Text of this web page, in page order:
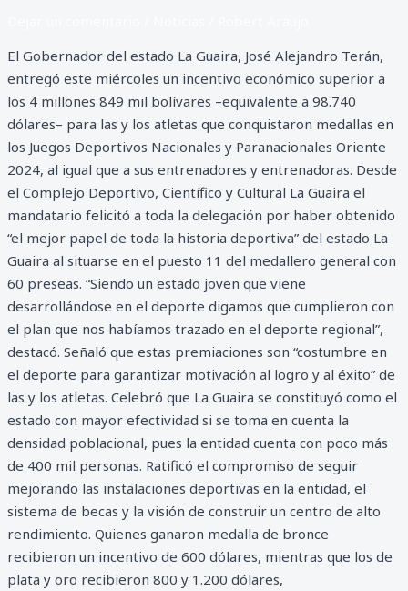
El Gobernador del estado La Guaira, José Alejandro Terán,
entregó este miércoles un incentivo económico superior a
los 4 millones 849 mil bolívares –equivalente a 98.740
dólares– para las y los atletas que conquistaron medallas en
los Juegos Deportivos Nacionales y Paranacionales Oriente
2024, al igual que a sus entrenadores y entrenadoras. Desde
el Complejo Deportivo, Científico y Cultural La Guaira el
mandatario felicitó a toda la delegación por haber obtenido
“el mejor papel de toda la historia deportiva” del estado La
Guaira al situarse en el puesto 11 del medallero general con
60 preseas. “Siendo un estado joven que viene
desarrollándose en el deporte digamos que cumplieron con
el plan que nos habíamos trazado en el deporte regional”,
destacó. Señaló que estas premiaciones son “costumbre en
el deporte para garantizar motivación al logro y al éxito” de
las y los atletas. Celebró que La Guaira se constituyó como el
estado con mayor efectividad si se toma en cuenta la
densidad poblacional, pues la entidad cuenta con poco más
de 400 mil personas. Ratificó el compromiso de seguir
mejorando las instalaciones deportivas en la entidad, el
sistema de becas y la visión de construir un centro de alto
rendimiento. Quienes ganaron medalla de bronce
recibieron un incentivo de 600 dólares, mientras que los de
plata y oro recibieron 800 y 1.200 dólares,